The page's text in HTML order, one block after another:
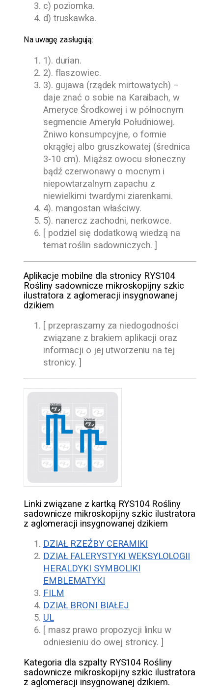
c) poziomka.
d) truskawka.
Na uwagę zasługują:
1). durian.
2). flaszowiec.
3). gujawa (rządek mirtowatych) –
daje znać o sobie na Karaibach, w
Ameryce Środkowej i w północnym
segmencie Ameryki Południowej.
Żniwo konsumpcyjne, o formie
okrągłej albo gruszkowatej (średnica
3-10 cm). Miąższ owocu słoneczny
bądź czerwonawy o mocnym i
niepowtarzalnym zapachu z
niewielkimi twardymi ziarenkami.
4). mangostan właściwy.
5). nanercz zachodni, nerkowce.
[ podziel się dodatkową wiedzą na
temat roślin sadowniczych. ]
Aplikacje mobilne dla stronicy RYS104
Rośliny sadownicze mikroskopijny szkic
ilustratora z aglomeracji insygnowanej
dzikiem
[ przepraszamy za niedogodności
związane z brakiem aplikacji oraz
informacji o jej utworzeniu na tej
stronicy. ]
Linki związane z kartką RYS104 Rośliny
sadownicze mikroskopijny szkic ilustratora
z aglomeracji insygnowanej dzikiem
DZIAŁ RZEŹBY CERAMIKI
DZIAŁ FALERYSTYKI WEKSYLOLOGII
HERALDYKI SYMBOLIKI
EMBLEMATYKI
FILM
DZIAŁ BRONI BIAŁEJ
UL
[ masz prawo propozycji linku w
odniesieniu do owej stronicy. ]
Kategoria dla szpalty RYS104 Rośliny
sadownicze mikroskopijny szkic ilustratora
z aglomeracji insygnowanej dzikiem.